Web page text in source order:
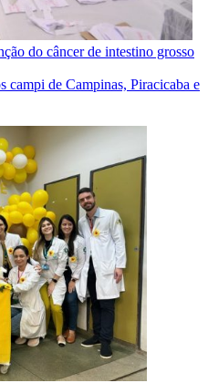
do câncer de intestino grosso
campi de Campinas, Piracicaba e